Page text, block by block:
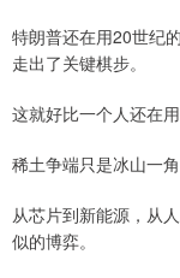
特朗普还在用20世纪
走出了关键棋步。
这就好比一个人还在
稀土争端只是冰山一角
从芯片到新能源，从
似的博弈。